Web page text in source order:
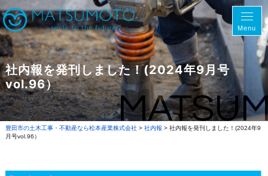
Menu
社内報を発刊しました！(2024年9月号
vol.96）
豊田市の土木工事・不動産なら松本産業株式会社> 社内報 > 社内報を発刊しました！(2024年9
月号vol.96）